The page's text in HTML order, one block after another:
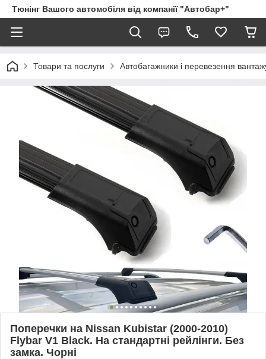
Тюнінг Вашого автомобіля від компанії "Автобар+"
Товари та послуги Автобагажники і перевезення
Поперечки на Nissan Kubistar (2000-2010)
Flybar V1 Black. На стандартні рейлінги. Без
замка. Чорні